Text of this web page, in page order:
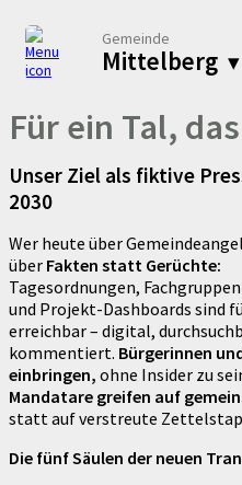
Gemeinde
Mittelberg ▾
Für ein Tal,
Unser Ziel als fiktive
2030
Wer heute über
über Fakten statt Gerüchte:
Tagesordnungen,
und Projekt-Dashboards sind
erreichbar – digital,
kommentiert. Bürgerinnen
einbringen, ohne Insider zu
Mandatare greifen auf
statt auf verstreute
Die fünf Säulen der neuen